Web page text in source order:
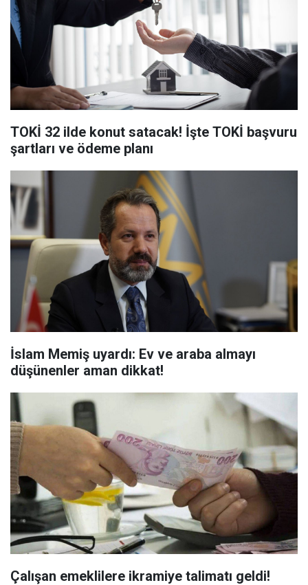
TOKİ 32 ilde konut satacak! İşte TOKİ başvuru
şartları ve ödeme planı
İslam Memiş uyardı: Ev ve araba almayı
düşünenler aman dikkat!
Çalışan emeklilere ikramiye talimatı geldi!